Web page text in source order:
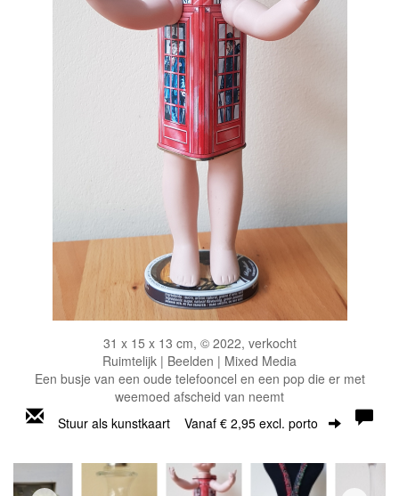
31 x 15 x 13 cm, © 2022, verkocht
Ruimtelijk | Beelden | Mixed Media
Een busje van een oude telefooncel en een pop die er met
weemoed afscheid van neemt
Stuur als kunstkaart Vanaf € 2,95 excl. porto